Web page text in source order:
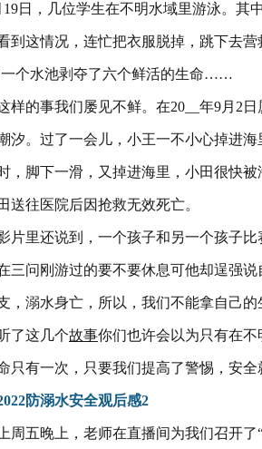
19日，几位学生在不明水域里游泳。其
到这情况，连忙把衣服脱掉，跳下去
个水池剥夺了六个鲜活的生命……
样的事我们屡见不鲜。在20__年9月2
汐。过了一会儿，小王一不小心掉进
时，脚下一滑，又掉进海里，小田很快
送往医院后因抢救无效死亡。
片里还说到，一个孩子和另一个孩子
三问刚游过的要不要休息可他却逞强
，溺水身亡，所以，我们不能拿自己的
了这几个故事你们也许会以为只有在
只有一次，只要我们提高了警惕，安全
防溺水安全观后感2
上周五晚上，老师在直播间为我们召开了